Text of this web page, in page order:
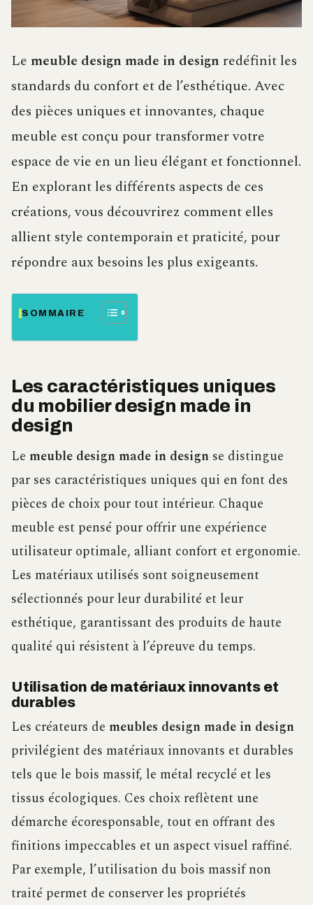
Le meuble design made in design redéfinit les
standards du confort et de l’esthétique. Avec
des pièces uniques et innovantes, chaque
meuble est conçu pour transformer votre
espace de vie en un lieu élégant et fonctionnel.
En explorant les différents aspects de ces
créations, vous découvrirez comment elles
allient style contemporain et praticité, pour
répondre aux besoins les plus exigeants.
SOMMAIRE
Les caractéristiques uniques
du mobilier design made in
design
Le meuble design made in design se distingue
par ses caractéristiques uniques qui en font des
pièces de choix pour tout intérieur. Chaque
meuble est pensé pour offrir une expérience
utilisateur optimale, alliant confort et ergonomie.
Les matériaux utilisés sont soigneusement
sélectionnés pour leur durabilité et leur
esthétique, garantissant des produits de haute
qualité qui résistent à l’épreuve du temps.
Utilisation de matériaux innovants et
durables
Les créateurs de meubles design made in design
privilégient des matériaux innovants et durables
tels que le bois massif, le métal recyclé et les
tissus écologiques. Ces choix reflètent une
démarche écoresponsable, tout en offrant des
finitions impeccables et un aspect visuel raffiné.
Par exemple, l’utilisation du bois massif non
traité permet de conserver les propriétés